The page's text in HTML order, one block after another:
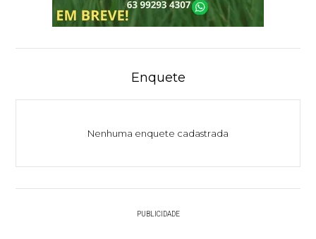
Enquete
Nenhuma enquete cadastrada
PUBLICIDADE